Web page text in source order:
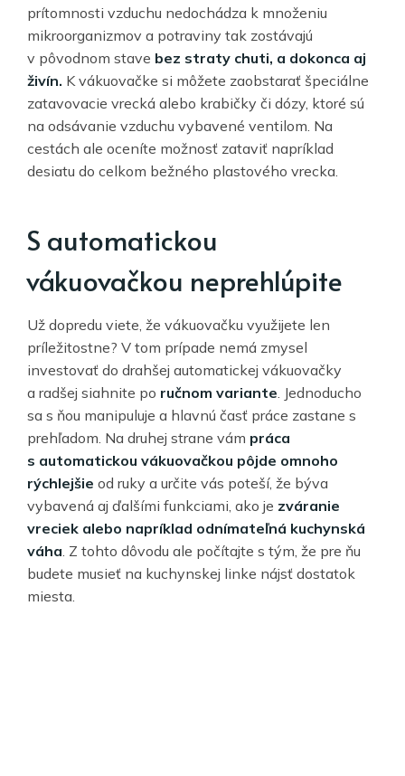
prítomnosti vzduchu nedochádza k množeniu
mikroorganizmov a potraviny tak zostávajú
v pôvodnom stave bez straty chuti, a dokonca aj
živín. K vákuovačke si môžete zaobstarať špeciálne
zatavovacie vrecká alebo krabičky či dózy, ktoré sú
na odsávanie vzduchu vybavené ventilom. Na
cestách ale oceníte možnosť zataviť napríklad
desiatu do celkom bežného plastového vrecka.
S automatickou
vákuovačkou neprehlúpite
Už dopredu viete, že vákuovačku využijete len
príležitostne? V tom prípade nemá zmysel
investovať do drahšej automatickej vákuovačky
a radšej siahnite po ručnom variante . Jednoducho
sa s ňou manipuluje a hlavnú časť práce zastane s
prehľadom. Na druhej strane vám práca
s automatickou vákuovačkou pôjde omnoho
rýchlejšie od ruky a určite vás poteší, že býva
vybavená aj ďalšími funkciami, ako je zváranie
vreciek alebo napríklad odnímateľná kuchynská
váha . Z tohto dôvodu ale počítajte s tým, že pre ňu
budete musieť na kuchynskej linke nájsť dostatok
miesta.